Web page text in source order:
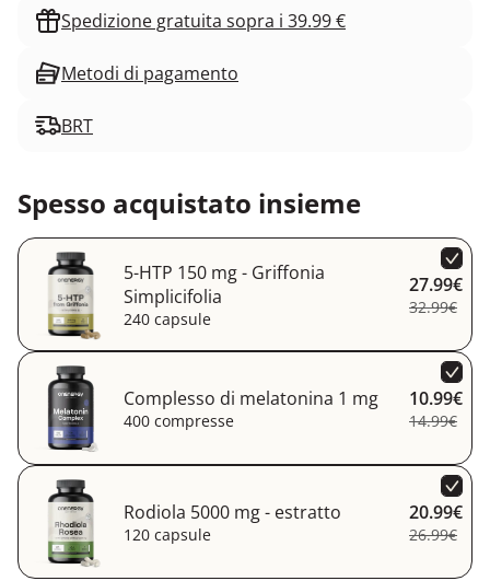
Spedizione gratuita sopra i 39.99 €
Metodi di pagamento
BRT
Spesso acquistato insieme
5-HTP 150 mg - Griffonia
Simplicifolia
240 capsule
27.99€
32.99€
Complesso di melatonina 1 mg
400 compresse
10.99€
14.99€
Rodiola 5000 mg - estratto
120 capsule
20.99€
26.99€